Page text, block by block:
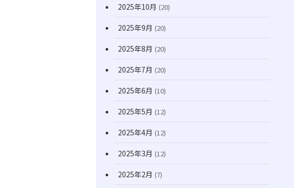
2025年10月 (20)
2025年9月 (20)
2025年8月 (20)
2025年7月 (20)
2025年6月 (10)
2025年5月 (12)
2025年4月 (12)
2025年3月 (12)
2025年2月 (7)